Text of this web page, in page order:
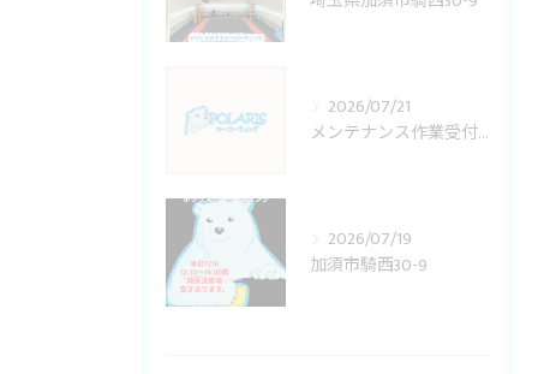
2026/07/21
メンテナンス作業受付変更
2026/07/19
加須市騎西30-9